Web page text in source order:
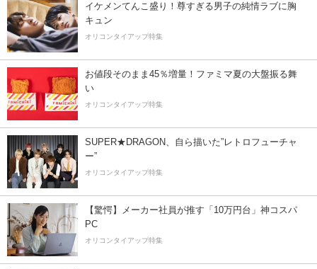
イケメンてんこ盛り！尊すぎる男子の純情ラブに胸
キュン
オリコンタイアップ特集
お値段そのまま45％増量！ファミマ夏の大盤振る舞
い
オリコンタイアップ特集
SUPER★DRAGON、自ら描いた”レトロフューチャ
ー”
オリコンタイアップ特集
【驚愕】メーカー社員が推す「10万円台」神コスパ
PC
オリコンタイアップ特集